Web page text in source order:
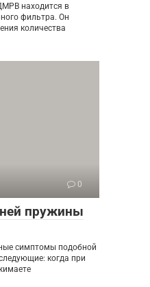
находится в
фильтра. Он
количества
0
пружины
симптомы подобной
когда при